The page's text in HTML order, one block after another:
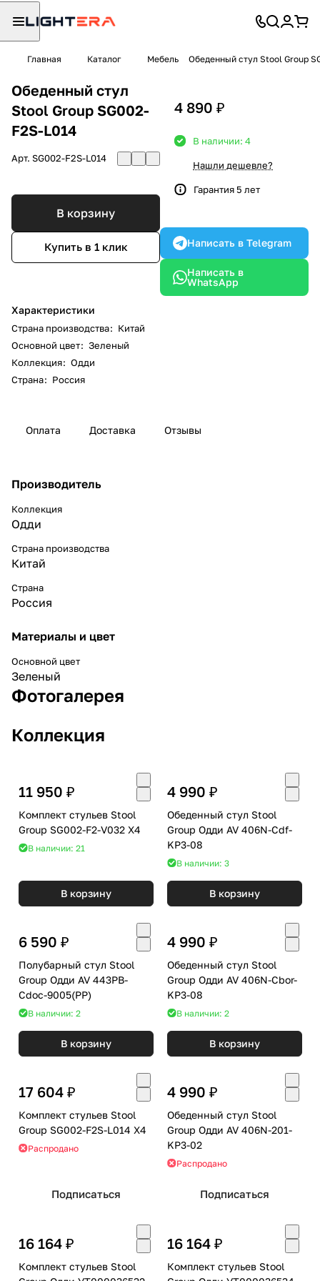
Главная Каталог Мебель Обеденный стул Stool Group
Обеденный стул
Stool Group SG002-
F2S-L014
Арт. SG002-F2S-L014
В корзину
Купить в 1 клик
Характеристики
Страна производства: Китай
Основной цвет: Зеленый
Коллекция: Одди
Страна: Россия
4 890 ₽
В наличии: 4
Нашли дешевле?
Гарантия 5 лет
Написать в Telegram
Написать в
WhatsApp
Оплата Доставка Отзывы
Производитель
Коллекция
Одди
Страна производства
Китай
Страна
Россия
Материалы и цвет
Основной цвет
Зеленый
Фотогалерея
Коллекция
11 950 ₽
Комплект стульев Stool
Group SG002-F2-V032 X4
В наличии: 21
В корзину
4 990 ₽
Обеденный стул Stool
Group Одди AV 406N-Cdf-
KP3-08
В наличии: 3
В корзину
6 590 ₽
Полубарный стул Stool
Group Одди AV 443PB-
Cdoc-9005(PP)
В наличии: 2
В корзину
4 990 ₽
Обеденный стул Stool
Group Одди AV 406N-Cbor-
KP3-08
В наличии: 2
В корзину
17 604 ₽
Комплект стульев Stool
Group SG002-F2S-L014 X4
Распродано
Подписаться
4 990 ₽
Обеденный стул Stool
Group Одди AV 406N-201-
KP3-02
Распродано
Подписаться
16 164 ₽
Комплект стульев Stool
16 164 ₽
Комплект стульев Stool